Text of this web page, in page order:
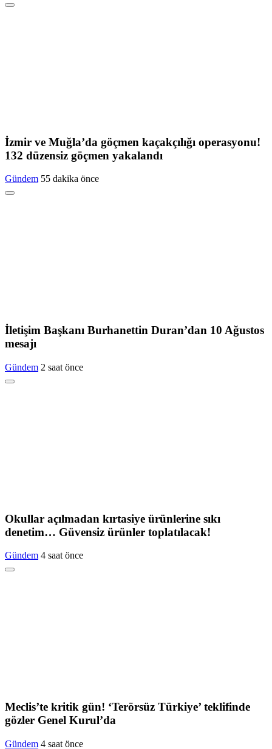
İzmir ve Muğla’da göçmen kaçakçılığı operasyonu!
132 düzensiz göçmen yakalandı
Gündem 55 dakika önce
İletişim Başkanı Burhanettin Duran’dan 10 Ağustos
mesajı
Gündem 2 saat önce
Okullar açılmadan kırtasiye ürünlerine sıkı
denetim… Güvensiz ürünler toplatılacak!
Gündem 4 saat önce
Meclis’te kritik gün! ‘Terörsüz Türkiye’ teklifinde
gözler Genel Kurul’da
Gündem 4 saat önce